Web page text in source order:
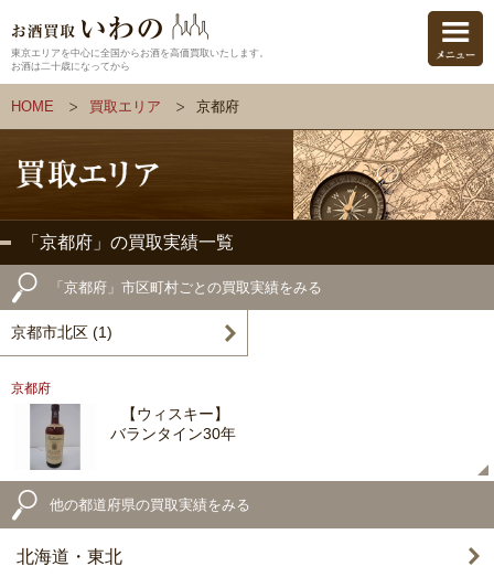
東京エリアを中心に全国からお酒を高価買取いたします。
お酒は二十歳になってから
HOME 買取エリア 京都府
「京都府」の買取実績一覧
「京都府」市区町村ごとの買取実績をみる
京都市北区 (1)
京都府
【ウィスキー】
バランタイン30年
他の都道府県の買取実績をみる
北海道・東北